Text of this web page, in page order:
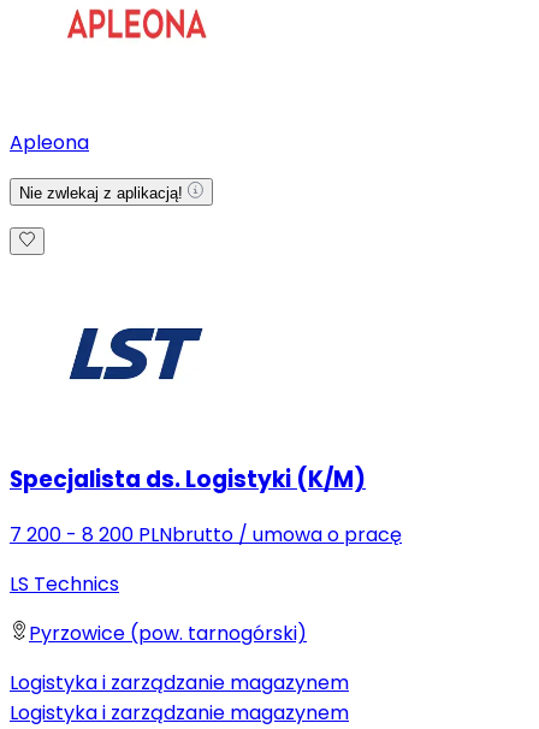
Apleona
Nie zwlekaj z aplikacją!
Specjalista ds. Logistyki (K/M)
7 200 - 8 200 PLNbrutto / umowa o pracę
LS Technics
Pyrzowice (pow. tarnogórski)
Logistyka i zarządzanie magazynem
Logistyka i zarządzanie magazynem